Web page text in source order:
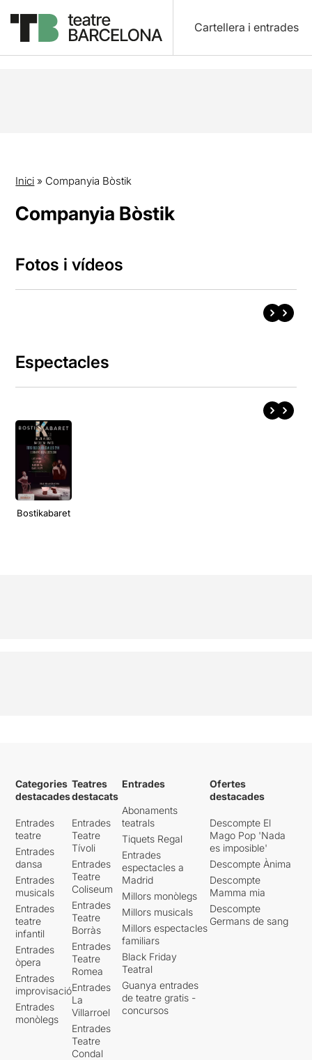
Cartellera i entrades
Inici » Companyia Bòstik
Companyia Bòstik
Fotos i vídeos
Espectacles
Bostikabaret
Categories
destacades
Entrades
teatre
Entrades
dansa
Entrades
musicals
Entrades
teatre
infantil
Entrades
òpera
Entrades
improvisació
Entrades
monòlegs
Teatres
destacats
Entrades
Teatre
Tívoli
Entrades
Teatre
Coliseum
Entrades
Teatre
Borràs
Entrades
Teatre
Romea
Entrades
La
Villarroel
Entrades
Teatre
Condal
Entrades
Abonaments
teatrals
Tiquets Regal
Entrades
espectacles a
Madrid
Millors monòlegs
Millors musicals
Millors espectacles
familiars
Black Friday
Teatral
Guanya entrades
de teatre gratis -
concursos
Ofertes
destacades
Descompte El
Mago Pop 'Nada
es imposible'
Descompte Ànima
Descompte
Mamma mia
Descompte
Germans de sang